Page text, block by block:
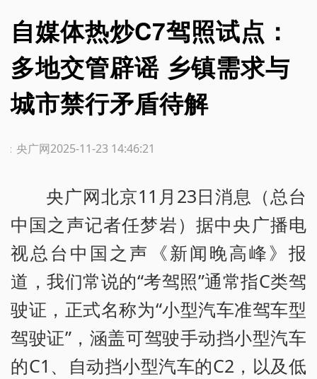
自媒体热炒C7驾照试点：
多地交管辟谣 乡镇需求与
城市禁行矛盾待解
2025-11-23 14:46:21
：央广网
央广网北京11月23日消息（总台
中国之声记者任梦岩）据中央广播电
视总台中国之声《新闻晚高峰》报
道，我们常说的“考驾照”通常指C类驾
驶证，正式名称为“小型汽车准驾车型
驾驶证”，涵盖可驾驶手动挡小型汽车
的C1、自动挡小型汽车的C2，以及低